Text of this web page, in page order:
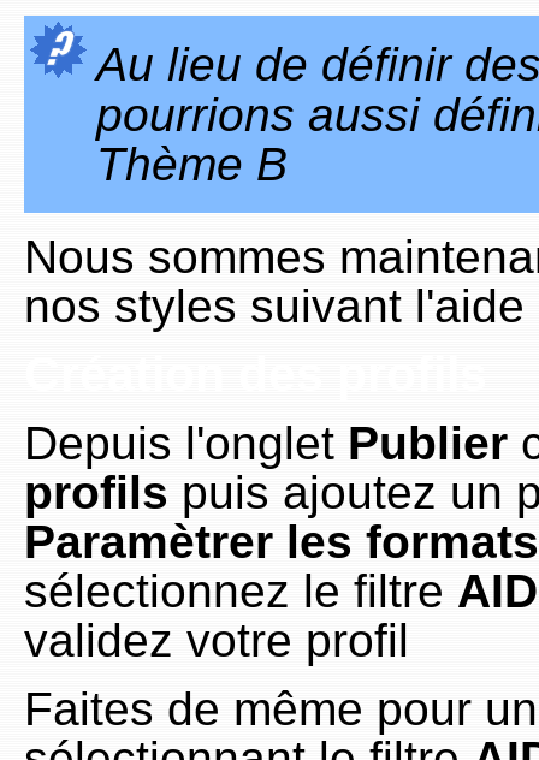
Au lieu de définir
pourrions aussi
Thème B
Nous sommes
nos styles suivant l'aide
Depuis l'onglet Publier
profils puis ajoutez un
Paramètrer les
sélectionnez le filtre
validez votre profil
Faites de même pour